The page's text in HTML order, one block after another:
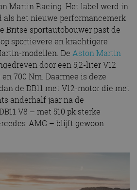
Martin Racing. Het label werd in
als het nieuwe performancemerk
Britse sportautobouwer past de
sportievere en krachtigere
modellen. De Aston Martin
door een 5,2-liter V12
700 Nm. Daarmee is deze
de DB11 met V12-motor die met
anderhalf jaar na de
V8 – met 510 pk sterke
AMG – blijft gewoon